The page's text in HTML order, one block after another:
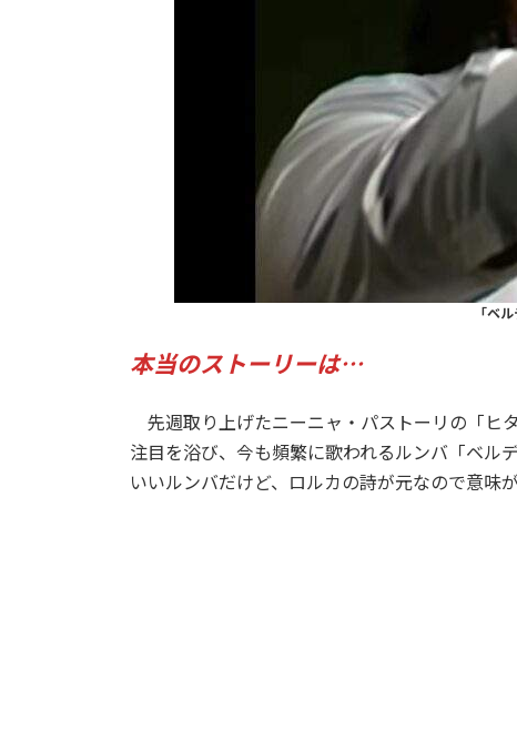
「ベ
本当のストーリーは…
先週取り上げたニーニャ・パストーリの「ヒ
注目を浴び、今も頻繁に歌われるルンバ「ベ
いいルンバだけど、ロルカの詩が元なので意